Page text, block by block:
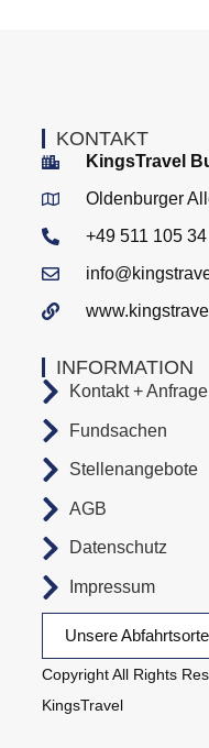
Copyright All Rights
KingsTravel
Unsere Abfahrtsorte
INFORMATION
Kontakt + Anfrage
Fundsachen
Stellenangebote
AGB
Datenschutz
Impressum
KONTAKT
KingsTravel
Oldenburger
+49 511 105